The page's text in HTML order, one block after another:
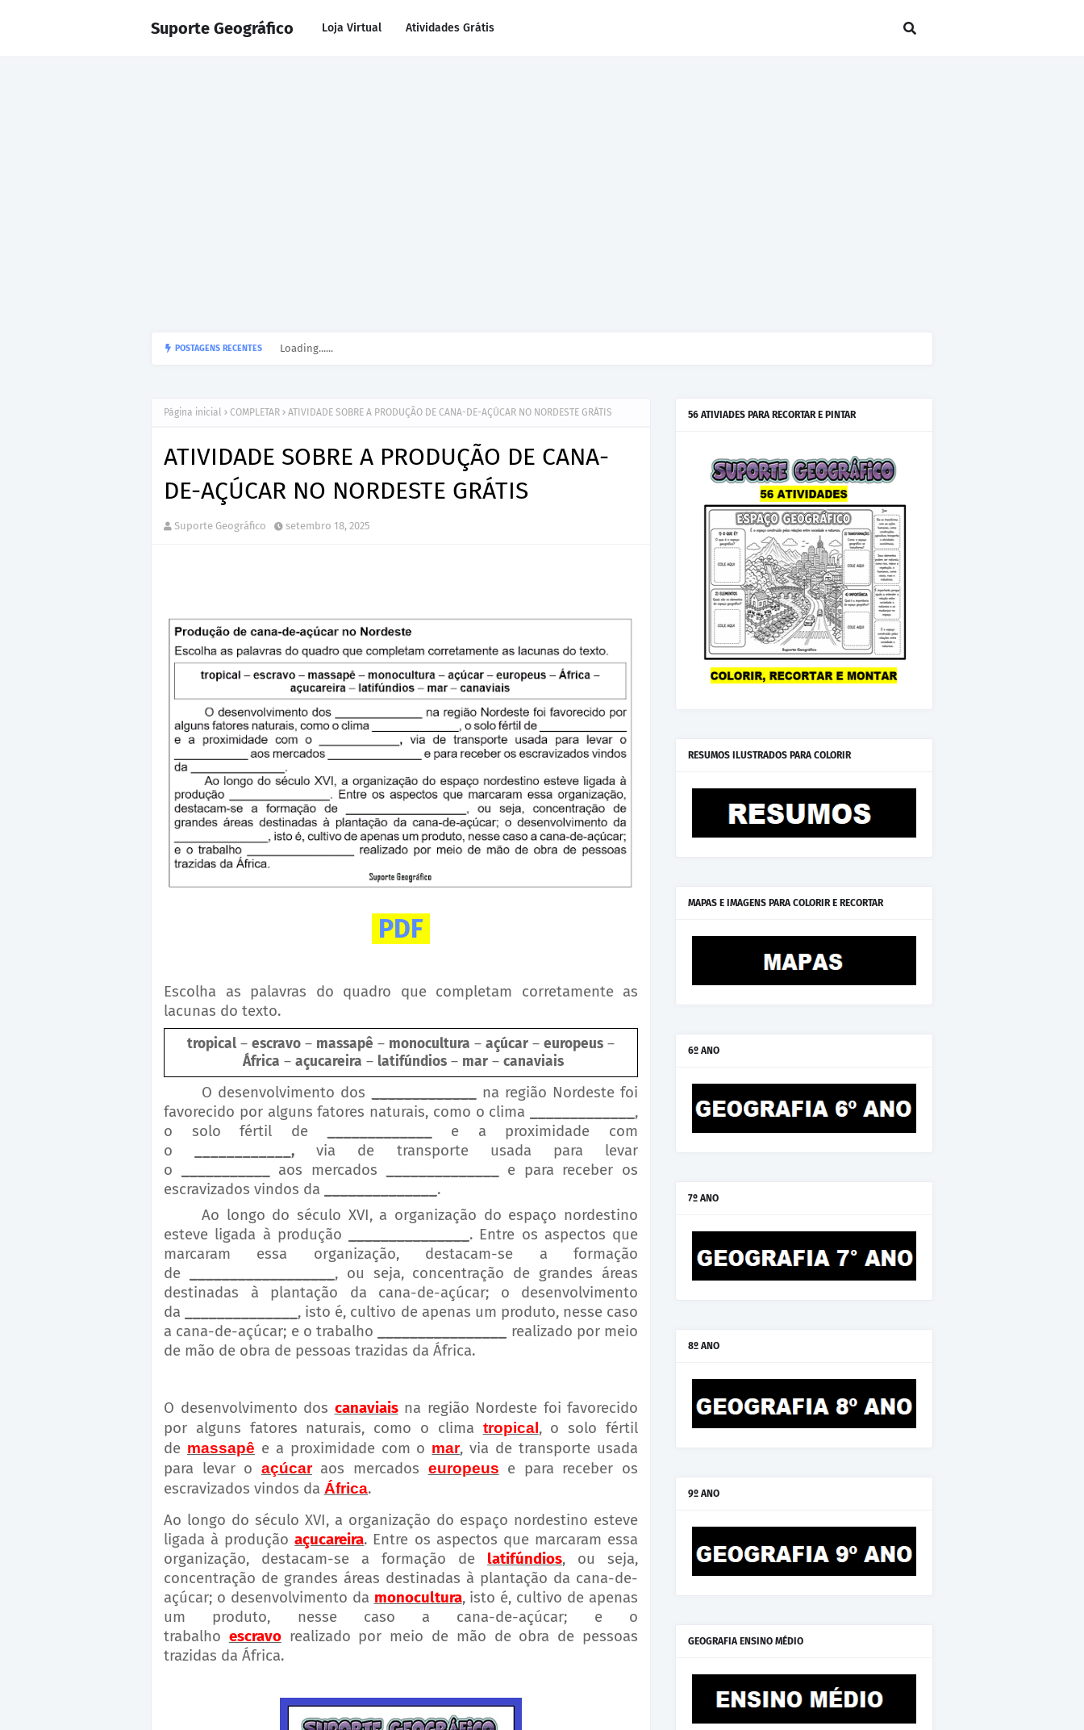
Suporte Geográfico Loja Virtual Atividades Grátis
POSTAGENS RECENTES Loading......
Página inicial COMPLETAR ATIVIDADE SOBRE A PRODUÇÃO DE CANA-DE-AÇÚCAR NO NORDESTE GRÁTIS
ATIVIDADE SOBRE A PRODUÇÃO DE CANA-
DE-AÇÚCAR NO NORDESTE GRÁTIS
Suporte Geográfico setembro 18, 2025
PDF
Escolha as palavras do quadro que completam corretamente as
lacunas do texto.
tropical – escravo – massapê – monocultura – açúcar – europeus –
África – açucareira – latifúndios– mar– canaviais
O desenvolvimento dos
na região Nordeste foi
favorecido por alguns fatores naturais, como o clima
,
o solo fértil de
e a proximidade com
o
____________, via de transporte usada para levar
o
aos mercados
e para receber os
escravizados vindos da
.
Ao longo do século XVI, a organização do espaço nordestino
esteve ligada à produção
. Entre os aspectos que
marcaram essa organização, destacam-se a formação
de
, ou seja, concentração de grandes áreas
destinadas à plantação da cana-de-açúcar; o desenvolvimento
da
, isto é, cultivo de apenas um produto, nesse caso
a cana-de-açúcar; e o trabalho
realizado por meio
de mão de obra de pessoas trazidas da África.
O desenvolvimento dos canaviais na região Nordeste foi favorecido
por alguns fatores naturais, como o clima tropical , o solo fértil
de massapê e a proximidade com o mar,via de transporte usada
para levar o açúcar aos mercados europeus e para receber os
escravizados vindos da África.
Ao longo do século XVI, a organização do espaço nordestino esteve
ligada à produçãoaçucareira. Entre os aspectos que marcaram essa
organização, destacam-se a formação de latifúndios, ou seja,
concentração de grandes áreas destinadas à plantação da cana-de-
açúcar; o desenvolvimento da monocultura, isto é, cultivo de apenas
um produto, nesse caso a cana-de-açúcar; e o
trabalho escravo realizado por meio de mão de obra de pessoas
trazidas da África.
56 ATIVIADES PARA RECORTAR E PINTAR
RESUMOS ILUSTRADOS PARA COLORIR
MAPAS E IMAGENS PARA COLORIR E RECORTAR
6º ANO
7º ANO
8º ANO
9º ANO
GEOGRAFIA ENSINO MÉDIO